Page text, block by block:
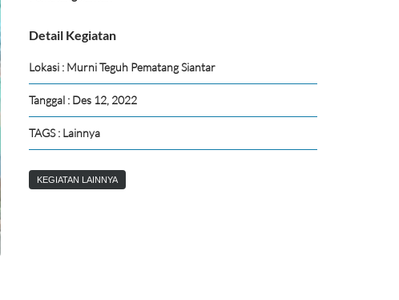
Detail Kegiatan
Lokasi : Murni Teguh Pematang Siantar
Tanggal : Des 12, 2022
TAGS : Lainnya
KEGIATAN LAINNYA